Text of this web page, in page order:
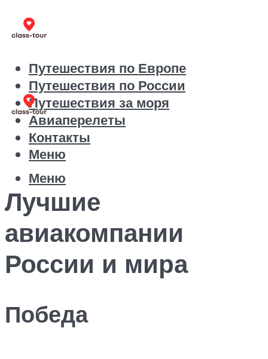
Путешествия по Европе
Путешествия по России
Путешествия за моря
Авиаперелеты
Контакты
Меню
Меню
Лучшие
авиакомпании
России и мира
Победа